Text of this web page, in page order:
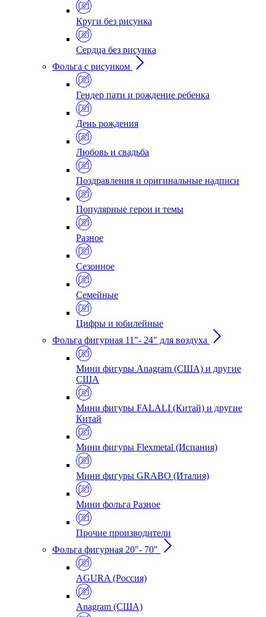
Круги без рисунка
Сердца без рисунка
Фольга с рисунком
Гендер пати и рождение ребенка
День рождения
Любовь и свадьба
Поздравления и оригинальные надписи
Популярные герои и темы
Разное
Сезонное
Семейные
Цифры и юбилейные
Фольга фигурная 11"- 24" для воздуха
Мини фигуры Anagram (США) и другие
США
Мини фигуры FALALI (Китай) и другие
Китай
Мини фигуры Flexmetal (Испания)
Мини фигуры GRABO (Италия)
Мини фольга Разное
Прочие производители
Фольга фигурная 20"- 70"
AGURA (Россия)
Anagram (США)